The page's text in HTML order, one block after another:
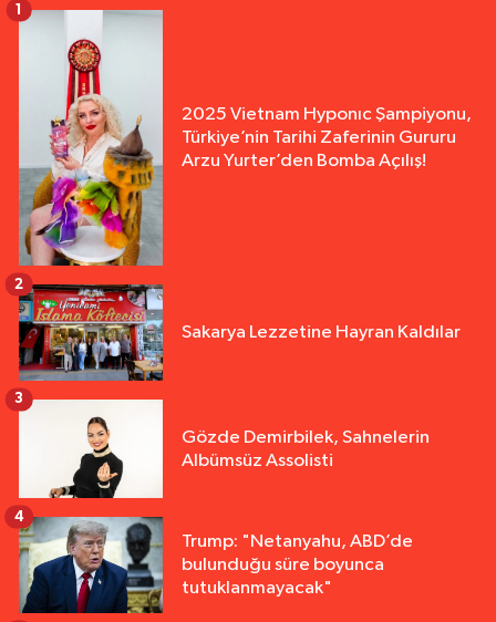
2025 Vietnam Hyponıc Şampiyonu,
Türkiye’nin Tarihi Zaferinin Gururu
Arzu Yurter’den Bomba Açılış!
1
Sakarya Lezzetine Hayran Kaldılar
2
Gözde Demirbilek, Sahnelerin
Albümsüz Assolisti
3
Trump: "Netanyahu, ABD’de
bulunduğu süre boyunca
tutuklanmayacak"
4